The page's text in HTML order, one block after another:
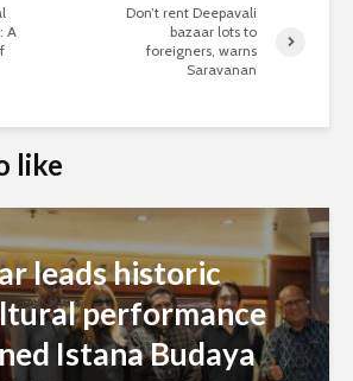
A
Don’t rent Deepavali
bazaar lots to
foreigners, warns
Saravanan
like
leads historic
performance
Istana Budaya